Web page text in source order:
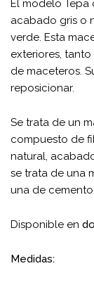
El modelo
acabado gris o
verde. Esta
exteriores,
de maceteros.
reposicionar.
Se trata de un
compuesto de
natural,
se trata de una
una de cemento.
Disponible en
Medidas: